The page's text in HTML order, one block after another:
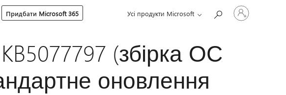
Придбати Microsoft 365 Усі продукти Microsoft
Увійдіть
свій
(збірка ОС
оновлення